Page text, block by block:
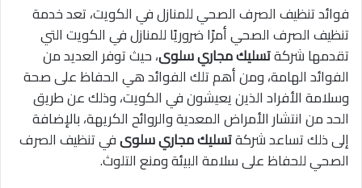
فوائد تنظيف الصرف الصحي للمنازل في الكويت، تعد خدمة
تنظيف الصرف الصحي أمرًا ضروريًا للمنازل في الكويت التي
تقدمها شركةتسليك مجاري سلوى، حيث توفر العديد من
الفوائد الهامة، ومن أهم تلك الفوائد هي الحفاظ على صحة
وسلامة الأفراد الذين يعيشون في الكويت، وذلك عن طريق
الحد من انتشار الأمراض المعدية والروائح الكريهة، بالإضافة
إلى ذلك تساعد شركةتسليك مجاري سلوىفيتنظيف الصرف
الصحي للحفاظ على سلامة البيئة ومنع التلوث.